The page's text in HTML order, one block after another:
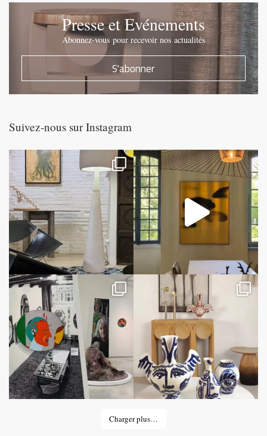
Presse et Evénements
Abonnez-vous pour recevoir nos actualités
S'abonner
Suivez-nous sur Instagram
Charger plus…